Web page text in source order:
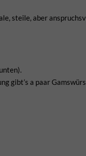
steile, aber
gibt’s a paar